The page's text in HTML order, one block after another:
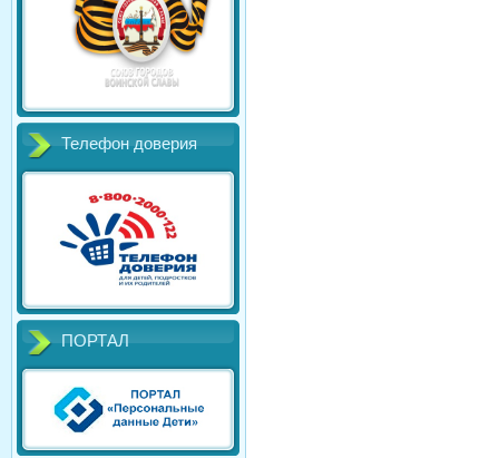
Телефон доверия
ПОРТАЛ